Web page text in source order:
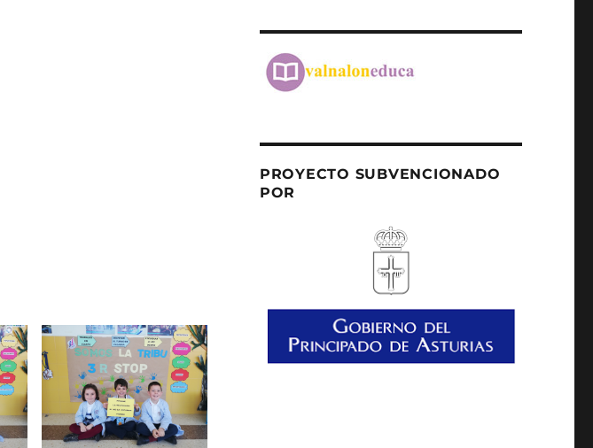
PROYECTO SUBVENCIONADO
POR